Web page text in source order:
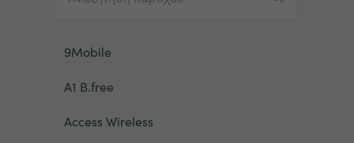
9Mobile
A1 B.free
Access Wireless